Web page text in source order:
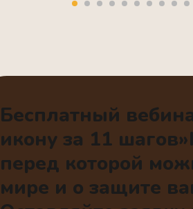
Бесплатный
икону за 11
перед которой
мире и о защите